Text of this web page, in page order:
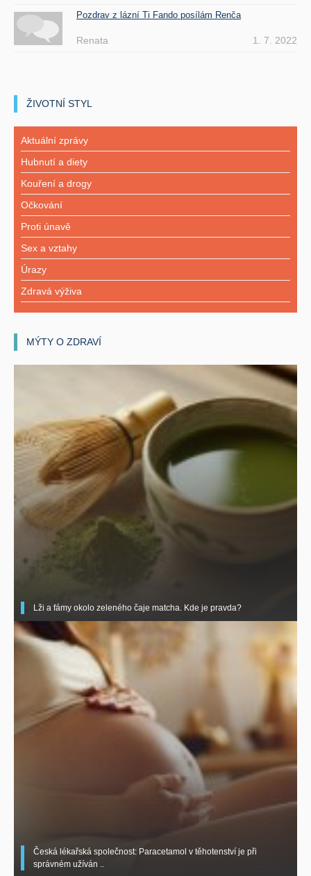
Pozdrav z lázní Ti Fando posílám Renča
Renata 1. 7. 2022
ŽIVOTNÍ STYL
Aktuální zprávy
Hubnutí a diety
Kouření a drogy
Očkování
Proti únavě
Sex a vztahy
Úrazy
Zdravá výživa
MÝTY O ZDRAVÍ
Lži a fámy okolo zeleného čaje matcha. Kde je pravda?
Česká lékařská společnost: Paracetamol v těhotenství je při
správném užíván ..